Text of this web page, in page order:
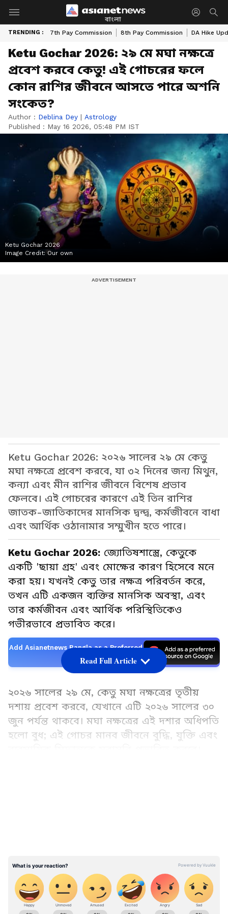
বাংলা
TRENDING : 7th Pay Commission 8th Pay Commission DA Hike
Ketu Gochar 2026: ২৯ মে মঘা নক্ষত্রে
প্রবেশ করবে কেতু! এই গোচরের ফলে
কোন রাশির জীবনে আসতে পারে অশনি
সংকেত?
Author : Deblina Dey | Astrology
Published : May 16 2026, 05:48 PM IST
Ketu Gochar 2026
Image Credit:Our own
Ketu Gochar 2026: ২০২৬ সালের ২৯ মে কেতু
মঘা নক্ষত্রে প্রবেশ করবে, যা ৩২ দিনের জন্য মিথুন,
কন্যা এবং মীন রাশির জীবনে বিশেষ প্রভাব
ফেলবে। এই গোচরের কারণে এই তিন রাশির
জাতক-জাতিকাদের মানসিক দ্বন্দ্ব, কর্মজীবনে বাধা
এবং আর্থিক ওঠানামার সম্মুখীন হতে পারে।
Ketu Gochar 2026: জ্যোতিষশাস্ত্রে, কেতুকে
একটি 'ছায়া গ্রহ' এবং মোক্ষের কারণ হিসেবে মনে
করা হয়। যখনই কেতু তার নক্ষত্র পরিবর্তন করে,
তখন এটি একজন ব্যক্তির মানসিক অবস্থা, এবং
তার কর্মজীবন এবং আর্থিক পরিস্থিতিকেও
গভীরভাবে প্রভাবিত করে।
Add Asianetnews Bangla as a Preferred
Source
২০২৬ সালের ২৯ মে, কেতু মঘা নক্ষত্রের তৃতীয়
দশায় প্রবেশ করবে, যেখানে এটি ২০২৬ সালের ৩০
জুন পর্যন্ত থাকবে। মঘা নক্ষত্রের এই দশার অধিপতি
হলো বুধ; এই গোচর মানব জীবনে বুদ্ধি, যুক্তি এবং
Read Full Article
Astrology News (জ্যোতিষ সংবাদ): Get Latest